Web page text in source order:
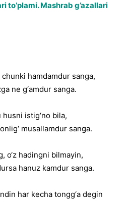
to’plami. Mashrab g’azallari
hamdamdur sanga,
ne g‘amdur sanga.
istig‘no bila,
musallamdur sanga.
o‘z hadingni bilmayin,
hanuz kamdur sanga.
har kecha tongg‘a degin